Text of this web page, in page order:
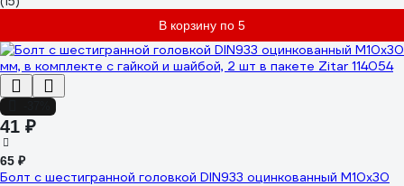
В корзину по 5
41 ₽
65 ₽
Болт с шестигранной головкой DIN933 оцинкованный М10x30